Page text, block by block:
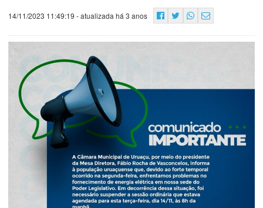
14/11/2023 11:49:19 - atualizada há 3 anos